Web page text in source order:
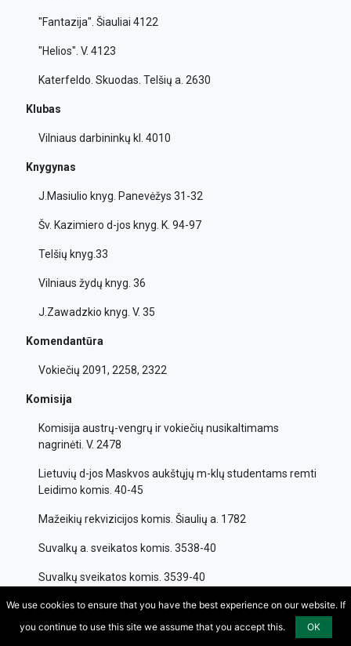
"Fantazija". Šiauliai 4122
"Helios". V. 4123
Katerfeldo. Skuodas. Telšių a. 2630
Klubas
Vilniaus darbininkų kl. 4010
Knygynas
J.Masiulio knyg. Panevėžys 31-32
Šv. Kazimiero d-jos knyg. K. 94-97
Telšių knyg.33
Vilniaus žydų knyg. 36
J.Zawadzkio knyg. V. 35
Komendantūra
Vokiečių 2091, 2258, 2322
Komisija
Komisija austrų-vengrų ir vokiečių nusikaltimams
nagrinėti. V. 2478
Lietuvių d-jos Maskvos aukštųjų m-klų studentams remti
Leidimo komis. 40-45
Mažeikių rekvizicijos komis. Šiaulių a. 1782
Suvalkų a. sveikatos komis. 3538-40
Suvalkų sveikatos komis. 3539-40
Vilniaus gub. ž. ū. ir žemėtvarkos komis. 1596
Vilniaus m. barakų statymo komis. 3946
We use cookies to ensure that you have the best experience on our website. If
you continue to use this site we assume that you accept this.
OK